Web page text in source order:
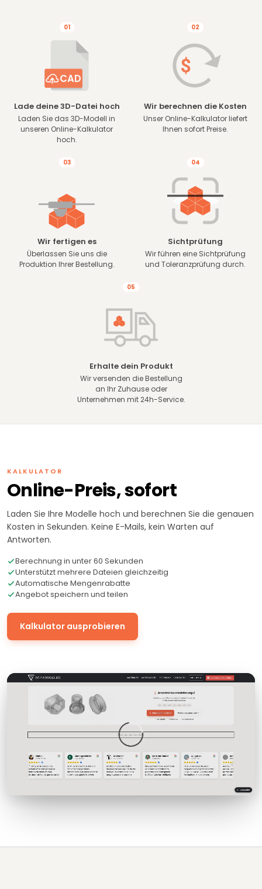
01
CAD
Lade deine 3D-Datei hoch
Laden Sie das 3D-Modell in
unseren Online-Kalkulator
hoch.
02
Wir berechnen die Kosten
Unser Online-Kalkulator liefert
Ihnen sofort Preise.
03
Wir fertigen es
Überlassen Sie uns die
Produktion Ihrer Bestellung.
04
Sichtprüfung
Wir führen eine Sichtprüfung
und Toleranzprüfung durch.
05
Erhalte dein Produkt
Wir versenden die Bestellung
an Ihr Zuhause oder
Unternehmen mit 24h-Service.
KALKULATOR
Online-Preis, sofort
Laden Sie Ihre Modelle hoch und berechnen Sie die genauen
Kosten in Sekunden. Keine E-Mails, kein Warten auf
Antworten.
Berechnung in unter 60 Sekunden
Unterstützt mehrere Dateien gleichzeitig
Automatische Mengenrabatte
Angebot speichern und teilen
Kalkulator ausprobieren